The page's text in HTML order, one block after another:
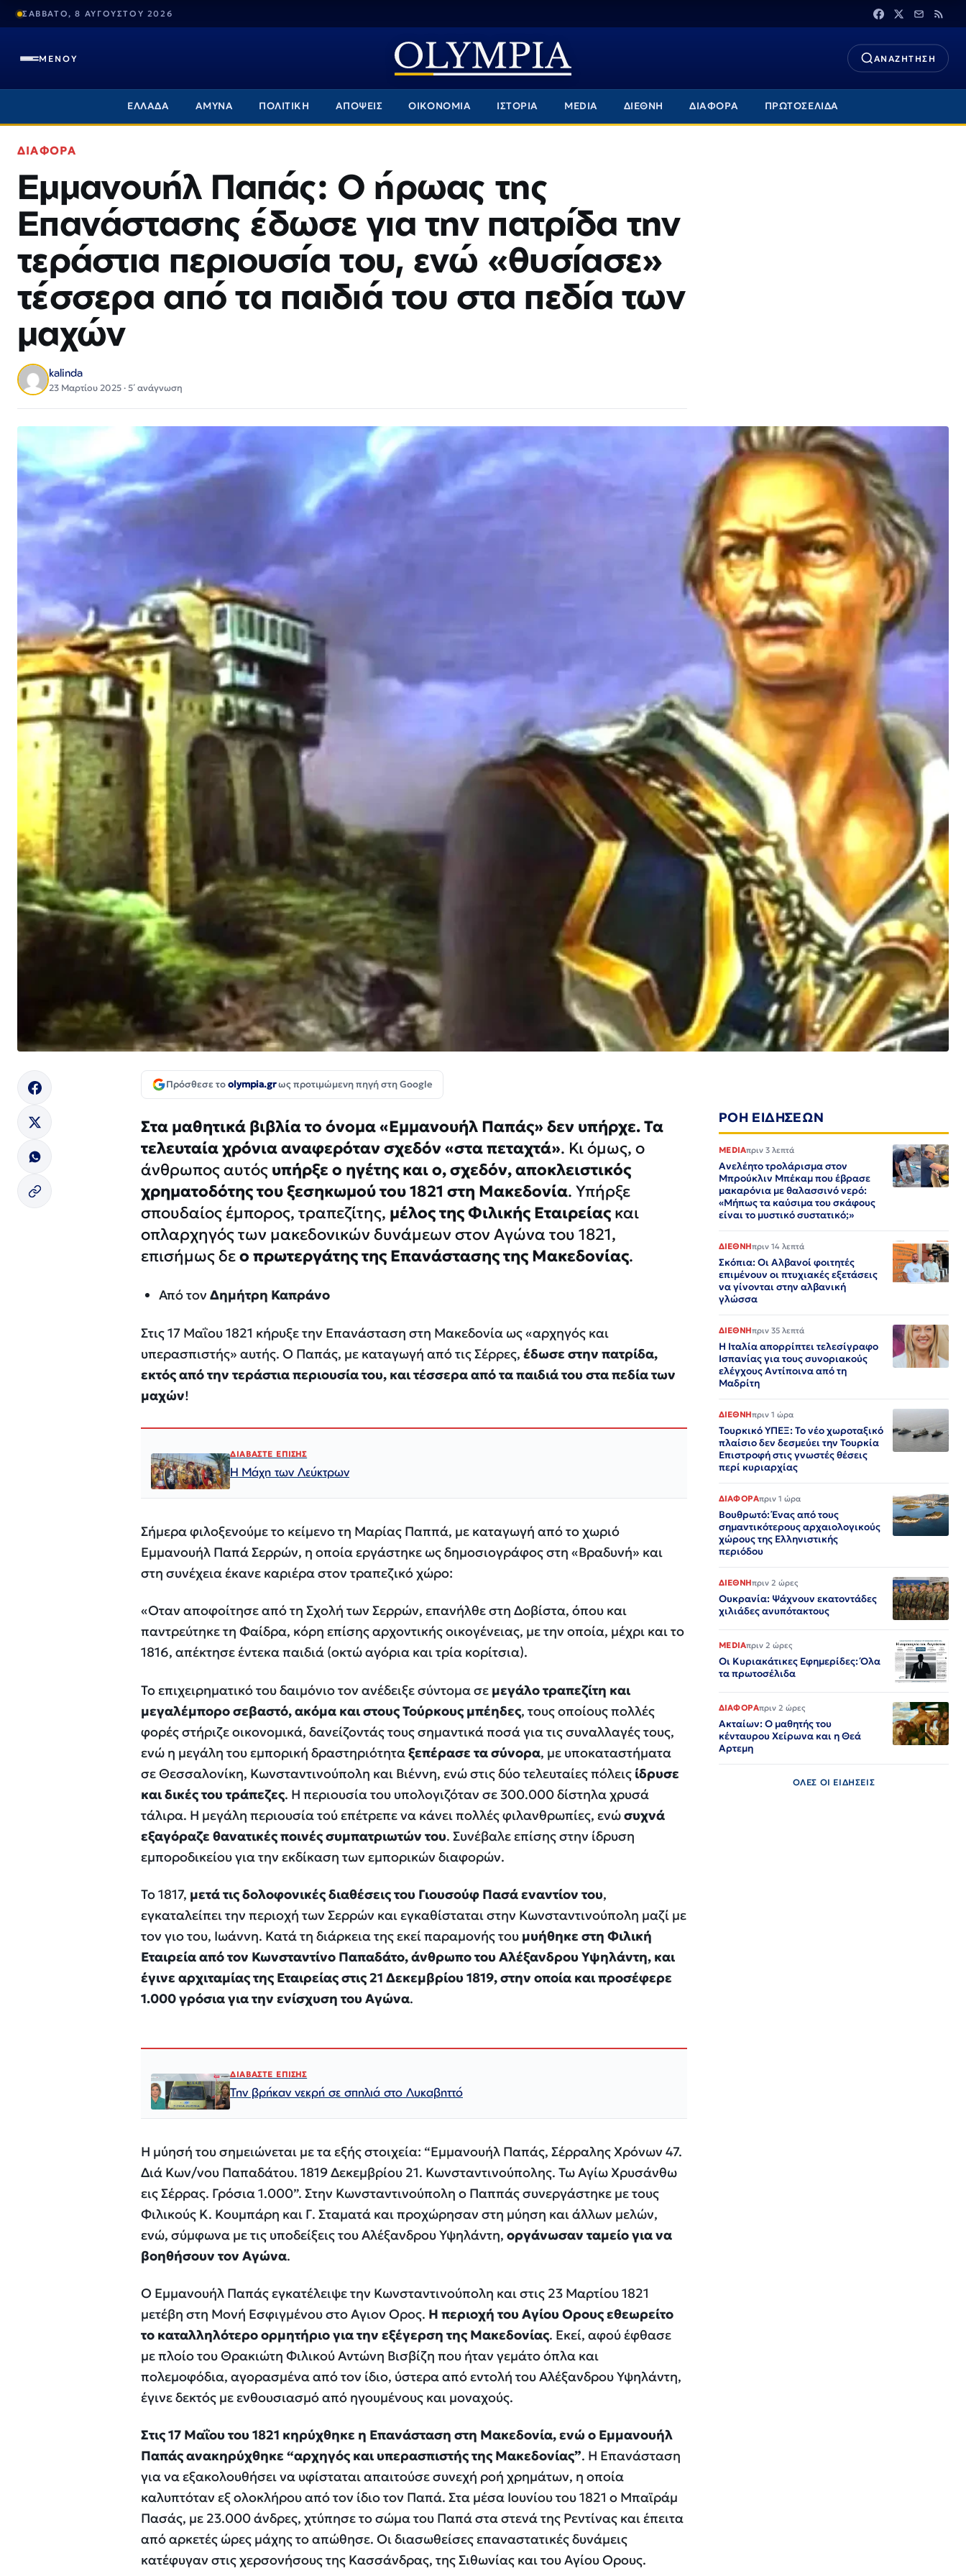
ΣΑΒΒΑΤΟ, 8 ΑΥΓΟΥΣΤΟΥ 2026
ΜΕΝΟΥ ΑΝΑΖΗΤΗΣΗ
ΕΛΛΑΔΑ ΑΜΥΝΑ ΠΟΛΙΤΙΚΗ ΑΠΟΨΕΙΣ ΟΙΚΟΝΟΜΙΑ ΙΣΤΟΡΙΑ MEDIA ΔΙΕΘΝΗ ΔΙΑΦΟΡΑ ΠΡΩΤΟΣΕΛΙΔΑ
ΔΙΑΦΟΡΑ
Εμμανουήλ Παπάς: Ο ήρωας της
Επανάστασης έδωσε για την πατρίδα την
τεράστια περιουσία του, ενώ «θυσίασε»
τέσσερα από τα παιδιά του στα πεδία των
μαχών
kalinda
23 Μαρτίου 2025 · 5΄ ανάγνωση
Πρόσθεσε τοolympia.grως προτιμώμενη πηγή στη Google
Στα μαθητικά βιβλία το όνομα «Εμμανουήλ Παπάς» δεν υπήρχε. Τα
τελευταία χρόνια αναφερόταν σχεδόν «στα πεταχτά». Κι όμως, ο
άνθρωπος αυτός υπήρξε ο ηγέτης και ο, σχεδόν, αποκλειστικός
χρηματοδότης του ξεσηκωμού του 1821 στη Μακεδονία. Υπήρξε
σπουδαίος έμπορος, τραπεζίτης, μέλος της Φιλικής Εταιρείας και
οπλαρχηγός των μακεδονικών δυνάμεων στον Αγώνα του 1821,
επισήμως δεο πρωτεργάτης της Επανάστασης της Μακεδονίας.
Από τονΔημήτρη Καπράνο
Στις 17 Μαΐου 1821 κήρυξε την Επανάσταση στη Μακεδονία ως «αρχηγός και
υπερασπιστής» αυτής. Ο Παπάς, με καταγωγή από τις Σέρρες, έδωσε στην πατρίδα,
εκτός από την τεράστια περιουσία του, και τέσσερα από τα παιδιά του στα πεδία των
μαχών!
ΔΙΑΒΑΣΤΕ ΕΠΙΣΗΣ
Η Μάχη των Λεύκτρων
Σήμερα φιλοξενούμε το κείμενο τη Μαρίας Παππά, με καταγωγή από το χωριό
Εμμανουήλ Παπά Σερρών, η οποία εργάστηκε ως δημοσιογράφος στη «Βραδυνή» και
στη συνέχεια έκανε καριέρα στον τραπεζικό χώρο:
«Οταν αποφοίτησε από τη Σχολή των Σερρών, επανήλθε στη Δοβίστα, όπου και
παντρεύτηκε τη Φαίδρα, κόρη επίσης αρχοντικής οικογένειας, με την οποία, μέχρι και το
1816, απέκτησε έντεκα παιδιά (οκτώ αγόρια και τρία κορίτσια).
Το επιχειρηματικό του δαιμόνιο τον ανέδειξε σύντομα σε μεγάλο τραπεζίτη και
μεγαλέμπορο σεβαστό, ακόμα και στους Τούρκους μπέηδες, τους οποίους πολλές
φορές στήριζε οικονομικά, δανείζοντάς τους σημαντικά ποσά για τις συναλλαγές τους,
ενώ η μεγάλη του εμπορική δραστηριότηταξεπέρασε τα σύνορα, με υποκαταστήματα
σε Θεσσαλονίκη, Κωνσταντινούπολη και Βιέννη, ενώ στις δύο τελευταίες πόλεις ίδρυσε
και δικές του τράπεζες. Η περιουσία του υπολογιζόταν σε 300.000 δίστηλα χρυσά
τάλιρα. Η μεγάλη περιουσία τού επέτρεπε να κάνει πολλές φιλανθρωπίες, ενώσυχνά
εξαγόραζε θανατικές ποινές συμπατριωτών του. Συνέβαλε επίσης στην ίδρυση
εμποροδικείου για την εκδίκαση των εμπορικών διαφορών.
Το 1817, μετά τις δολοφονικές διαθέσεις του Γιουσούφ Πασά εναντίον του,
εγκαταλείπει την περιοχή των Σερρών και εγκαθίσταται στην Κωνσταντινούπολη μαζί με
τον γιο του, Ιωάννη. Κατά τη διάρκεια της εκεί παραμονής του μυήθηκε στη Φιλική
Εταιρεία από τον Κωνσταντίνο Παπαδάτο, άνθρωπο του Αλέξανδρου Υψηλάντη, και
έγινε αρχιταμίας της Εταιρείας στις 21 Δεκεμβρίου 1819, στην οποία και προσέφερε
1.000 γρόσια για την ενίσχυση του Αγώνα.
ΔΙΑΒΑΣΤΕ ΕΠΙΣΗΣ
Την βρήκαν νεκρή σε σπηλιά στο Λυκαβηττό
Η μύησή του σημειώνεται με τα εξής στοιχεία: “Εμμανουήλ Παπάς, Σέρραλης Χρόνων 47.
Διά Κων/νου Παπαδάτου. 1819 Δεκεμβρίου 21. Κωνσταντινούπολης. Τω Αγίω Χρυσάνθω
εις Σέρρας. Γρόσια 1.000”. Στην Κωνσταντινούπολη ο Παππάς συνεργάστηκε με τους
Φιλικούς Κ. Κουμπάρη και Γ. Σταματά και προχώρησαν στη μύηση και άλλων μελών,
ενώ, σύμφωνα με τις υποδείξεις του Αλέξανδρου Υψηλάντη, οργάνωσαν ταμείο για να
βοηθήσουν τον Αγώνα.
O Εμμανουήλ Παπάς εγκατέλειψε την Κωνσταντινούπολη και στις 23 Μαρτίου 1821
μετέβη στη Μονή Εσφιγμένου στο Αγιον Ορος. Η περιοχή του Αγίου Ορους εθεωρείτο
το καταλληλότερο ορμητήριο για την εξέγερση της Μακεδονίας. Εκεί, αφού έφθασε
με πλοίο του Θρακιώτη Φιλικού Αντώνη Βισβίζη που ήταν γεμάτο όπλα και
πολεμοφόδια, αγορασμένα από τον ίδιο, ύστερα από εντολή του Αλέξανδρου Υψηλάντη,
έγινε δεκτός με ενθουσιασμό από ηγουμένους και μοναχούς.
Στις 17 Μαΐου του 1821 κηρύχθηκε η Επανάσταση στη Μακεδονία, ενώ ο Εμμανουήλ
Παπάς ανακηρύχθηκε “αρχηγός και υπερασπιστής της Μακεδονίας”. Η Επανάσταση
για να εξακολουθήσει να υφίσταται απαιτούσε συνεχή ροή χρημάτων, η οποία
καλυπτόταν εξ ολοκλήρου από τον ίδιο τον Παπά. Στα μέσα Ιουνίου του 1821 ο Μπαϊράμ
Πασάς, με 23.000 άνδρες, χτύπησε το σώμα του Παπά στα στενά της Ρεντίνας και έπειτα
από αρκετές ώρες μάχης το απώθησε. Οι διασωθείσες επαναστατικές δυνάμεις
κατέφυγαν στις χερσονήσους της Κασσάνδρας, της Σιθωνίας και του Αγίου Ορους.
ΡΟΗ ΕΙΔΗΣΕΩΝ
MEDIAπριν 3 λεπτά
Ανελέητο τρολάρισμα στον
Μπρούκλιν Μπέκαμ που έβρασε
μακαρόνια με θαλασσινό νερό:
«Μήπως τα καύσιμα του σκάφους
είναι το μυστικό συστατικό;»
ΔΙΕΘΝΗπριν 14 λεπτά
Σκόπια: Οι Αλβανοί φοιτητές
επιμένουν οι πτυχιακές εξετάσεις
να γίνονται στην αλβανική
γλώσσα
ΔΙΕΘΝΗπριν 35 λεπτά
Η Ιταλία απορρίπτει τελεσίγραφο
Ισπανίας για τους συνοριακούς
ελέγχους Αντίποινα από τη
Μαδρίτη
ΔΙΕΘΝΗπριν 1 ώρα
Τουρκικό ΥΠΕΞ: Το νέο χωροταξικό
πλαίσιο δεν δεσμεύει την Τουρκία
Επιστροφή στις γνωστές θέσεις
περί κυριαρχίας
ΔΙΑΦΟΡΑπριν 1 ώρα
Βουθρωτό: Ένας από τους
σημαντικότερους αρχαιολογικούς
χώρους της Ελληνιστικής
περιόδου
ΔΙΕΘΝΗπριν 2 ώρες
Ουκρανία: Ψάχνουν εκατοντάδες
χιλιάδες ανυπότακτους
MEDIAπριν 2 ώρες
Οι Κυριακάτικες Εφημερίδες: Όλα
τα πρωτοσέλιδα
ΔΙΑΦΟΡΑπριν 2 ώρες
Ακταίων: Ο μαθητής του
κένταυρου Χείρωνα και η Θεά
Αρτεμη
ΟΛΕΣ ΟΙ ΕΙΔΗΣΕΙΣ